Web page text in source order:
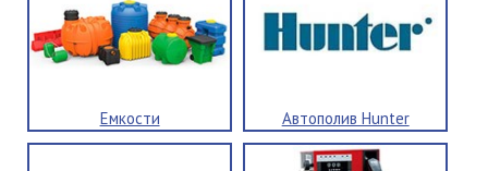
Емкости Автополив Hunter